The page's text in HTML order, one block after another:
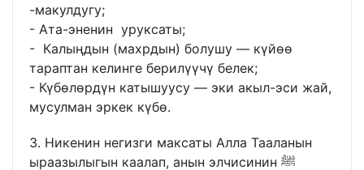
-макулдугу;
- Ата-эненин уруксаты;
- Калыңдын (махрдын) болушу — күйөө
тараптан келинге берилүүчү белек;
- Күбөлөрдүн катышуусу — эки акыл-эси жай,
мусулман эркек күбө.
3. Никенин негизги максаты Алла Тааланын
ыраазылыгын каалап, анын элчисинин ﷺ